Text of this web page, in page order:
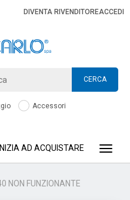
DIVENTA RIVENDITOREACCEDI
CERCA
Accessori
INIZIA AD ACQUISTARE
NON FUNZIONANTE